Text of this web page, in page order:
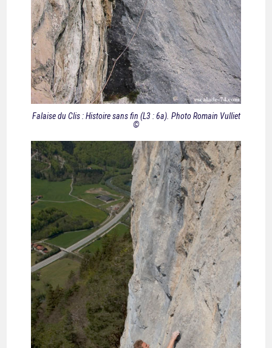
Falaise du Clis : Histoire sans fin (L3 : 6a). Photo Romain Vulliet
©